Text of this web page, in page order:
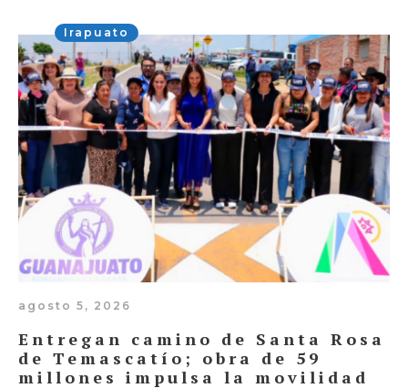
Irapuato
agosto 5, 2026
Entregan camino de Santa Rosa
de Temascatío; obra de 59
millones impulsa la movilidad